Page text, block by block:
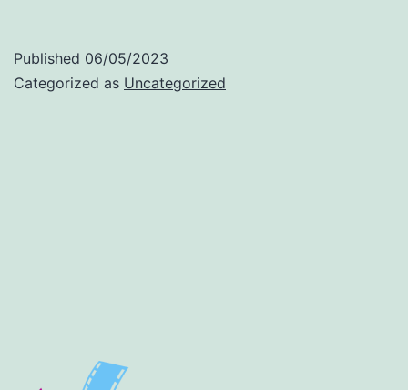
Published 06/05/2023
Categorized as Uncategorized